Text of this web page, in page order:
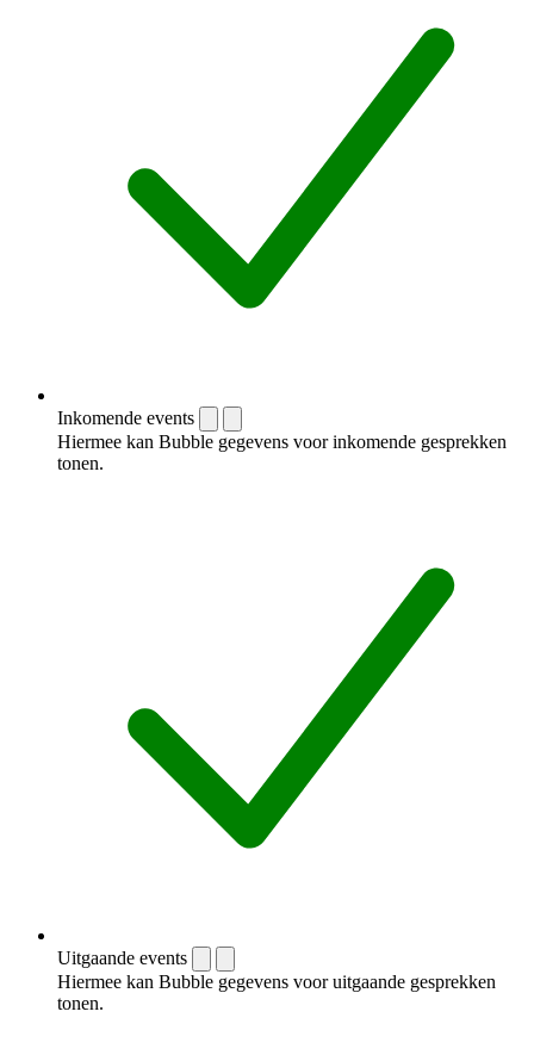
Inkomende events
Hiermee kan Bubble gegevens voor inkomende gesprekken
tonen.
Uitgaande events
Hiermee kan Bubble gegevens voor uitgaande gesprekken
tonen.